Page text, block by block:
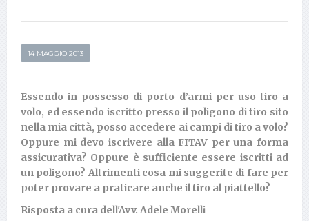
14 MAGGIO 2013
Essendo in possesso di porto d’armi per uso tiro a
volo, ed essendo iscritto presso il poligono di tiro sito
nella mia città, posso accedere ai campi di tiro a volo?
Oppure mi devo iscrivere alla FITAV per una forma
assicurativa? Oppure è sufficiente essere iscritti ad
un poligono? Altrimenti cosa mi suggerite di fare per
poter provare a praticare anche il tiro al piattello?
Risposta a cura dell'Avv. Adele Morelli